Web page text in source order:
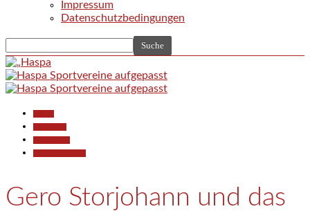
Impressum
Datenschutzbedingungen
Gero Storjohann und das